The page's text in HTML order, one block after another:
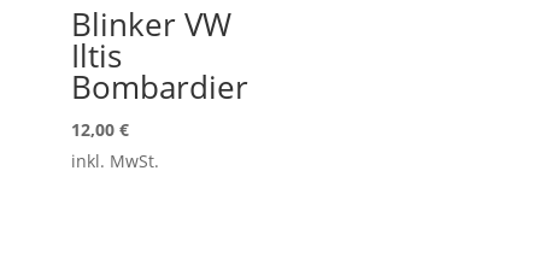
Blinker VW
Iltis
Bombardier
12,00 €
inkl. MwSt.